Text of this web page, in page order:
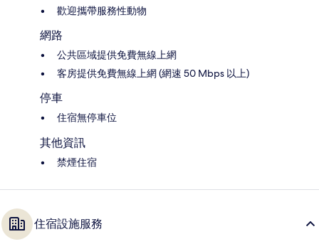
歡迎攜帶服務性動物
網路
公共區域提供免費無線上網
客房提供免費無線上網 (網速 50 Mbps 以上)
停車
住宿無停車位
其他資訊
禁煙住宿
住宿設施服務